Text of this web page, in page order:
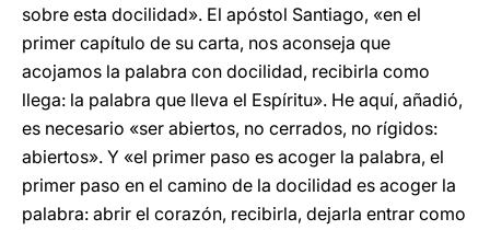
sobre esta docilidad». El apóstol Santiago, «en el
primer capítulo de su carta, nos aconseja que
acojamos la palabra con docilidad, recibirla como
llega: la palabra que lleva el Espíritu». He aquí, añadió,
es necesario «ser abiertos, no cerrados, no rígidos:
abiertos». Y «el primer paso es acoger la palabra, el
primer paso en el camino de la docilidad es acoger la
palabra: abrir el corazón, recibirla, dejarla entrar como